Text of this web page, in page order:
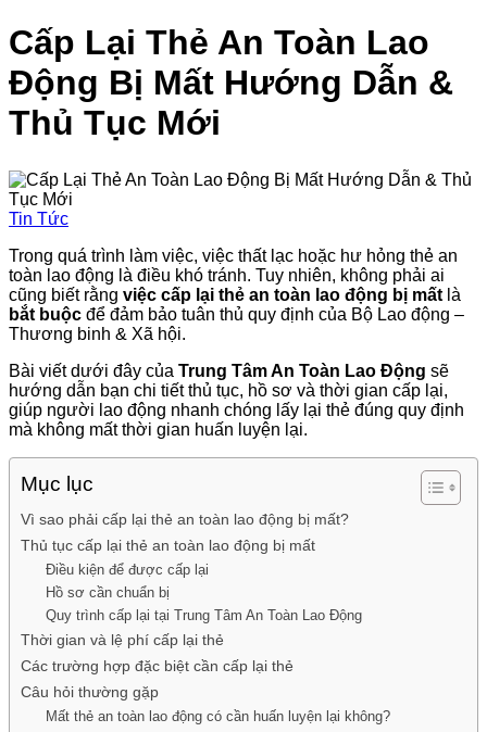
Cấp Lại Thẻ An Toàn Lao
Động Bị Mất Hướng Dẫn &
Thủ Tục Mới
Tin Tức
Trong quá trình làm việc, việc thất lạc hoặc hư hỏng thẻ an
toàn lao động là điều khó tránh. Tuy nhiên, không phải ai
cũng biết rằng việc cấp lại thẻ an toàn lao động bị mất là
bắt buộc để đảm bảo tuân thủ quy định của Bộ Lao động –
Thương binh & Xã hội.
Bài viết dưới đây của Trung Tâm An Toàn Lao Động sẽ
hướng dẫn bạn chi tiết thủ tục, hồ sơ và thời gian cấp lại,
giúp người lao động nhanh chóng lấy lại thẻ đúng quy định
mà không mất thời gian huấn luyện lại.
Mục lục
Vì sao phải cấp lại thẻ an toàn lao động bị mất?
Thủ tục cấp lại thẻ an toàn lao động bị mất
Điều kiện để được cấp lại
Hồ sơ cần chuẩn bị
Quy trình cấp lại tại Trung Tâm An Toàn Lao Động
Thời gian và lệ phí cấp lại thẻ
Các trường hợp đặc biệt cần cấp lại thẻ
Câu hỏi thường gặp
Mất thẻ an toàn lao động có cần huấn luyện lại không?